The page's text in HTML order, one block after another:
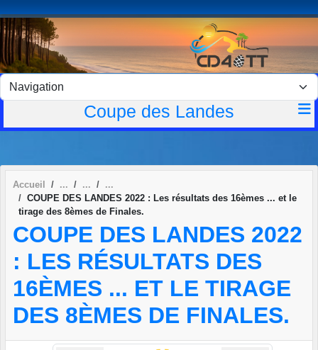
Coupe des Landes
Accueil
COUPE DES LANDES 2022 : Les résultats des 16èmes ... et le
tirage des 8èmes de Finales.
COUPE DES LANDES 2022
: LES RÉSULTATS DES
16ÈMES ... ET LE TIRAGE
DES 8ÈMES DE FINALES.